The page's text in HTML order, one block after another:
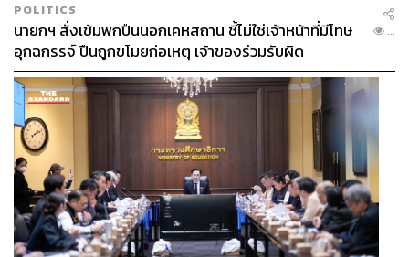
POLITICS
นายกฯ สั่งเข้มพกปืนนอกเคหสถาน ชี้ไม่ใช่เจ้าหน้าที่มีโทษ
อุกฉกรรจ์ ปืนถูกขโมยก่อเหตุ เจ้าของร่วมรับผิด
...